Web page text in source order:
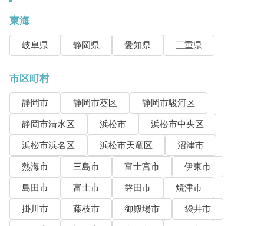
東海
岐阜県 静岡県 愛知県 三重県
市区町村
静岡市 静岡市葵区
静岡市駿河区
静岡市清水区
浜松市
浜松市中央区
浜松市浜名区
浜松市天竜区
沼津市
熱海市
三島市 富士宮市
伊東市
島田市
富士市 磐田市
焼津市
掛川市
藤枝市 御殿場市
袋井市